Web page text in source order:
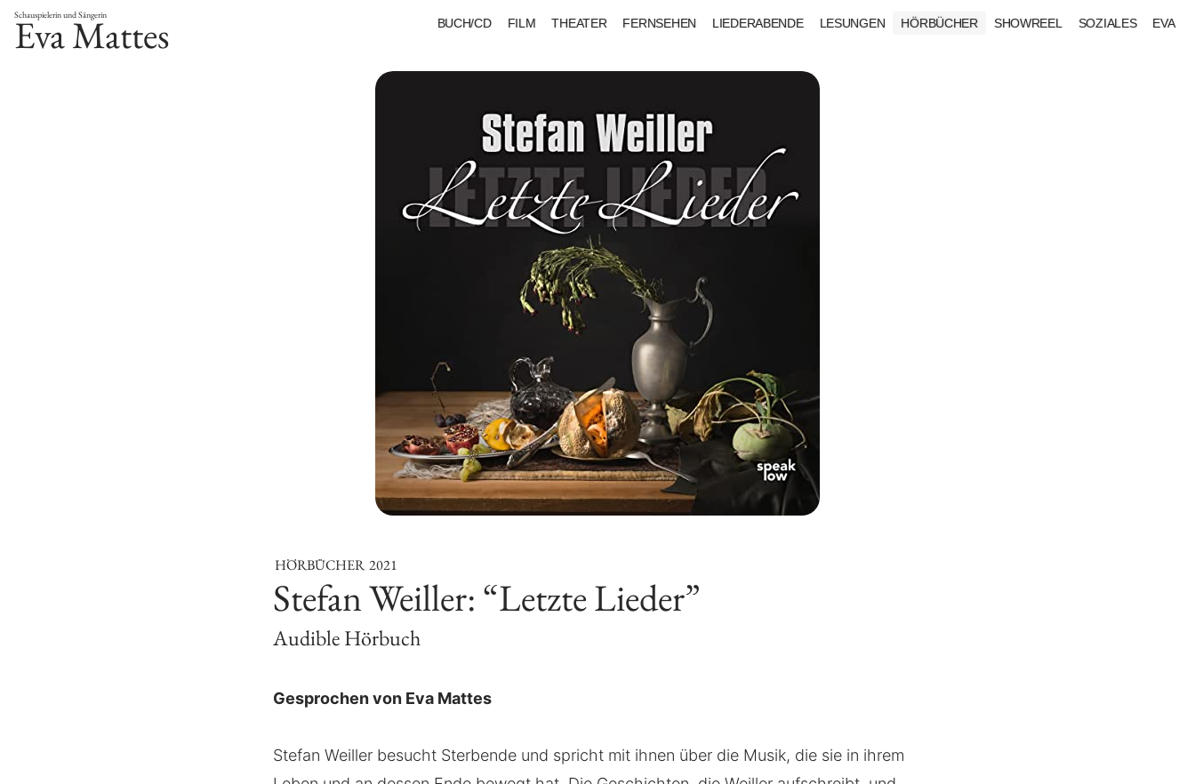
Schauspielerin und Sängerin
Eva Mattes BUCH/CD FILM THEATER FERNSEHEN LIEDERABENDE LESUNGEN HÖRBÜCHER SHOWREEL SOZIALES EVA
HÖRBÜCHER 2021
Stefan Weiller: “Letzte Lieder”
Audible Hörbuch
Gesprochen von Eva Mattes
Stefan Weiller besucht Sterbende und spricht mit ihnen über die Musik, die sie in ihrem